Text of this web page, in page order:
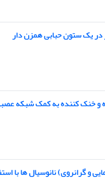
در یک ستون حبابی همزن دار
و خنک کننده به کمک شبکه
و گرانروی) نانوسیال ها